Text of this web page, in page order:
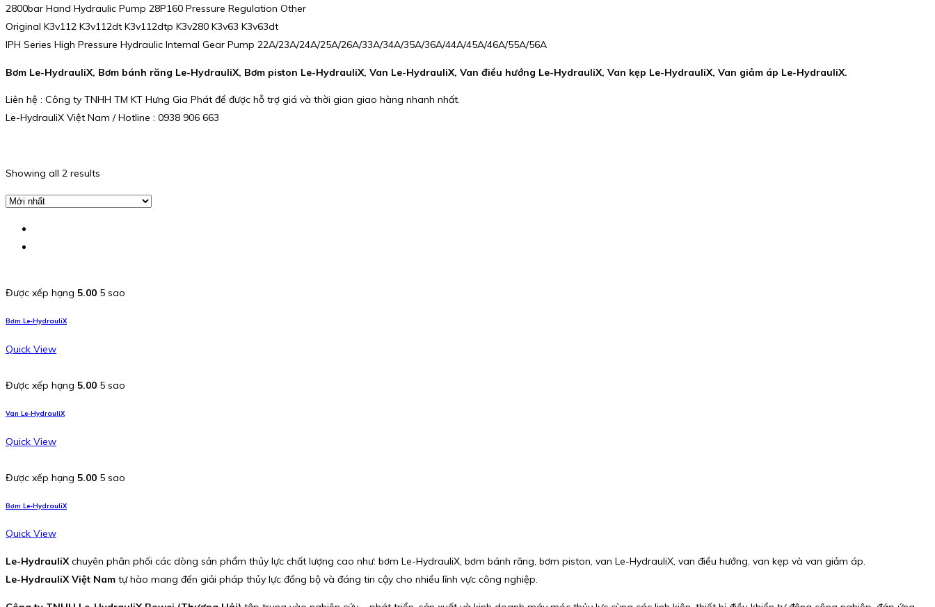
2800bar Hand Hydraulic Pump 28P160 Pressure Regulation Other
Original K3v112 K3v112dt K3v112dtp K3v280 K3v63 K3v63dt
IPH Series High Pressure Hydraulic Internal Gear Pump 22A/23A/24A/25A/26A/33A/34A/35A/36A/44A/45A/46A/55A/56A
Bơm Le-HydrauliX, Bơm bánh răng Le-HydrauliX, Bơm piston Le-HydrauliX, Van Le-HydrauliX, Van điều hướng Le-HydrauliX, Van kẹp Le-HydrauliX, Van giảm áp Le-HydrauliX.
Liên hệ : Công ty TNHH TM KT Hưng Gia Phát để được hỗ trợ giá và thời gian giao hàng nhanh nhất.
Le-HydrauliX Việt Nam / Hotline : 0938 906 663
Showing all 2 results
Được xếp hạng 5.00 5 sao
Bơm Le-HydrauliX
Quick View
Được xếp hạng 5.00 5 sao
Van Le-HydrauliX
Quick View
Được xếp hạng 5.00 5 sao
Bơm Le-HydrauliX
Quick View
Le-HydrauliXchuyên phân phối các dòng sản phẩm thủy lực chất lượng cao như: bơm Le-HydrauliX, bơm bánh răng, bơm piston, van Le-HydrauliX, van điều hướng, van kẹp và van giảm áp.
Le-HydrauliX Việt Nam tự hào mang đến giải pháp thủy lực đồng bộ và đáng tin cậy cho nhiều lĩnh vực công nghiệp.